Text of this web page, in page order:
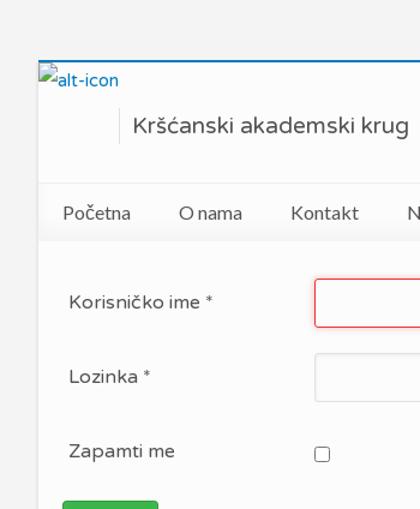
Kršćanski akademski krug
Početna
O nama
Manifest KRAK-a
Kontakt
Korisničko ime *
Lozinka *
Zapamti me